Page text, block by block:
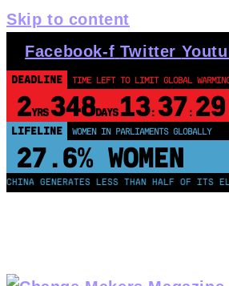
Skip to content
Facebook-f Twitter
DEADLINE TIME LEFT TO LIMIT GLOBAL
2YRS348DAYS 13: 37: 28
LIFELINE WOMEN IN PARLIAMENTS GLOBALLY
27.6% WOMEN
LESS THAN HALF OF ITS